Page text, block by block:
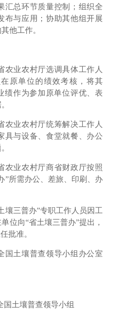
汇总环节质量控制；组织全
布与应用；协助其他组开展
他工作。
农业农村厅选调具体工作人
原单位的绩效考核，将其
绩作为参加原单位评优、表
农业农村厅统筹解决工作人
具与设备、食堂就餐、办公
农业农村厅商省财政厅按照
”所需办公、差旅、印刷、办
壤三普办”专职工作人员因工
位向“省土壤三普办”提出，
批准。
国土壤普查领导小组办公室
国土壤普查领导小组